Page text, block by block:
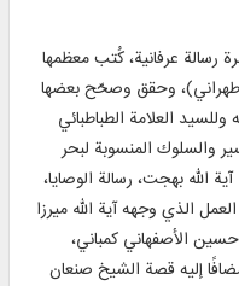
عرفانية، كُتب معظمها
طهراني)، وحقق وصحّح بعضها
العلامة الطباطبائي
والسلوك المنسوبة لبحر
الله بهجت، رسالة الوصايا،
الذي وجهه آية الله ميرزا
الأصفهاني كمباني،
إليه قصة الشيخ صنعان